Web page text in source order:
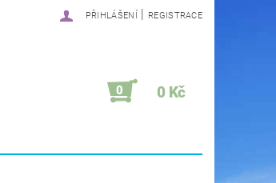
PŘIHLÁŠENÍ | REGISTRACE
0 0 Kč